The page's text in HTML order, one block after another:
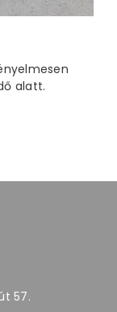
alatt.
57.